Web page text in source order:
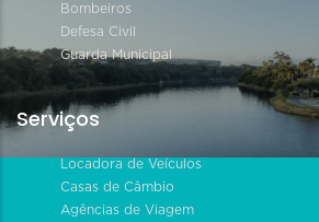
Bombeiros
Defesa Civil
Guarda Municipal
Serviços
Locadora de Veículos
Casas de Câmbio
Agências de Viagem